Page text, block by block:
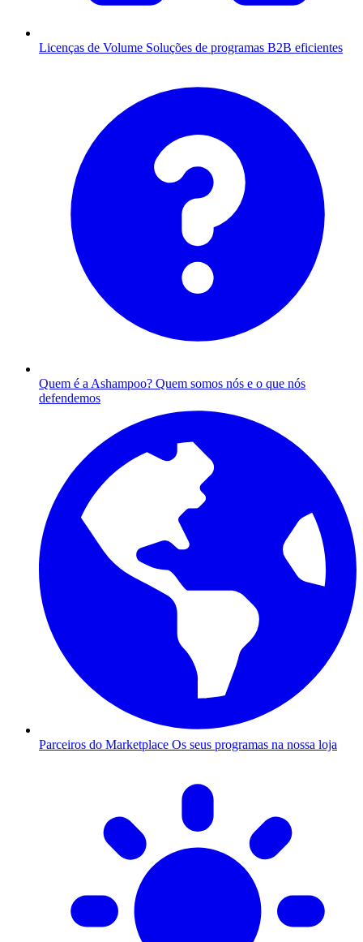
Licenças de Volume Soluções de programas B2B eficientes
Quem é a Ashampoo? Quem somos nós e o que nós
defendemos
Parceiros do Marketplace Os seus programas na nossa loja